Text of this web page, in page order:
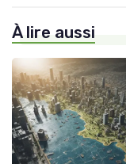
À lire aussi